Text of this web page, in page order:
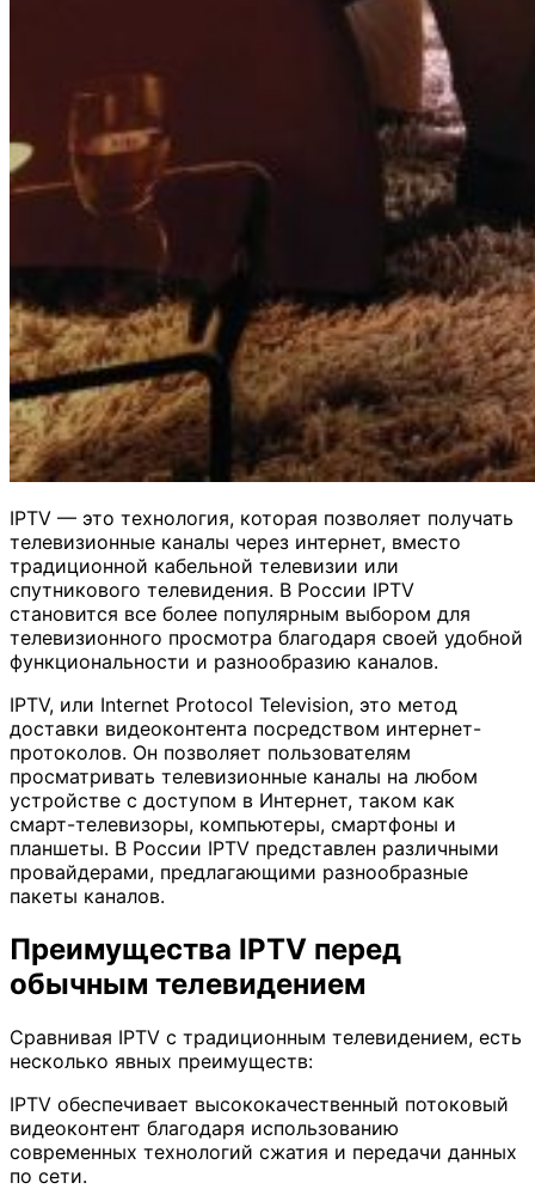
IPTV — это технология, которая позволяет получать
телевизионные каналы через интернет, вместо
традиционной кабельной телевизии или
спутникового телевидения. В России IPTV
становится все более популярным выбором для
телевизионного просмотра благодаря своей удобной
функциональности и разнообразию каналов.
IPTV, или Internet Protocol Television, это метод
доставки видеоконтента посредством интернет-
протоколов. Он позволяет пользователям
просматривать телевизионные каналы на любом
устройстве с доступом в Интернет, таком как
смарт-телевизоры, компьютеры, смартфоны и
планшеты. В России IPTV представлен различными
провайдерами, предлагающими разнообразные
пакеты каналов.
Преимущества IPTV перед
обычным телевидением
Сравнивая IPTV с традиционным телевидением, есть
несколько явных преимуществ:
IPTV обеспечивает высококачественный потоковый
видеоконтент благодаря использованию
современных технологий сжатия и передачи данных
по сети.